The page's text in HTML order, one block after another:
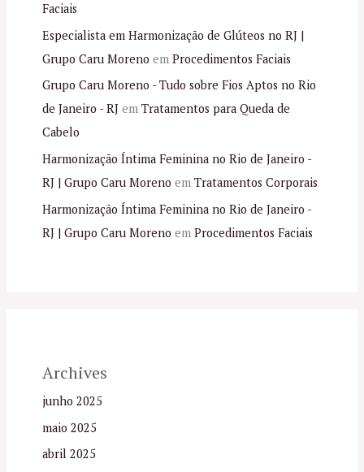
Faciais
Especialista em Harmonização de Glúteos no RJ |
Grupo Caru Moreno em Procedimentos Faciais
Grupo Caru Moreno - Tudo sobre Fios Aptos no Rio
de Janeiro - RJem Tratamentos para Queda de
Cabelo
Harmonização Íntima Feminina no Rio de Janeiro -
RJ | Grupo Caru Moreno em Tratamentos Corporais
Harmonização Íntima Feminina no Rio de Janeiro -
RJ | Grupo Caru Moreno em Procedimentos Faciais
Archives
junho 2025
maio 2025
abril 2025